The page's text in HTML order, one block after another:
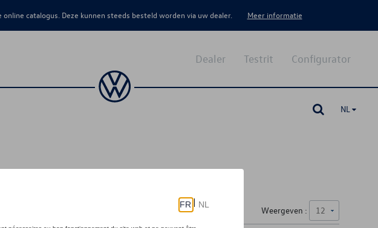
catalogus. Deze kunnen steeds besteld worden via uw dealer. Meer informatie
Configurator
Testrit
Dealer
NL
Weergeven :